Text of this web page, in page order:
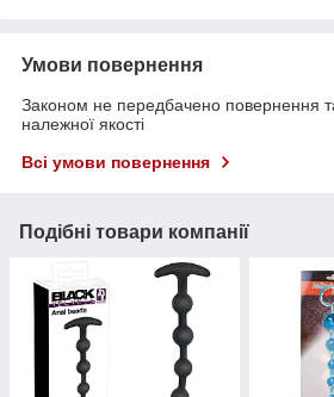
Умови повернення
Законом не передбачено повернення
належної якості
Всі умови повернення
Подібні товари компанії